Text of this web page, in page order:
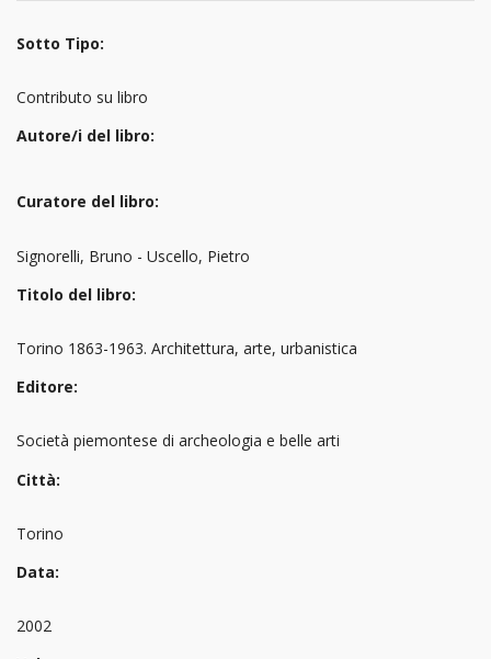
Sotto Tipo:
Contributo su libro
Autore/i del libro:
Curatore del libro:
Signorelli, Bruno - Uscello, Pietro
Titolo del libro:
Torino 1863-1963. Architettura, arte, urbanistica
Editore:
Società piemontese di archeologia e belle arti
Città:
Torino
Data:
2002